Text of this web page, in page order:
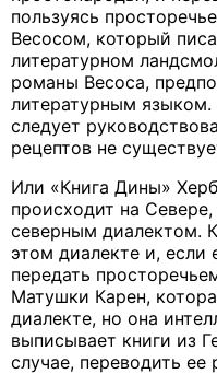
пользуясь
Весосом, который
литературном
романы Весоса,
литературным
следует
рецептов не
Или «Книга Дины»
происходит на
северным диалектом.
этом диалекте и,
передать
Матушки Карен,
диалекте, но она
выписывает книги из
случае, переводить ее